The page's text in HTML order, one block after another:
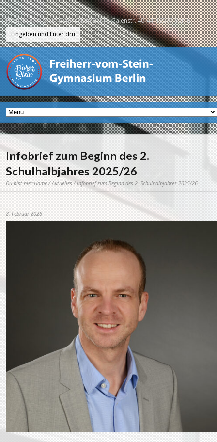
Freiherr-vom-Stein-Gymnasium Berlin, Galenstr. 40-44, 13597 Berlin
Infobrief zum Beginn des 2.
Schulhalbjahres 2025/26
Du bist hier:Home/Aktuelles/ Infobrief zum Beginn des 2. Schulhalbjahres 2025/26
8. Februar 2026